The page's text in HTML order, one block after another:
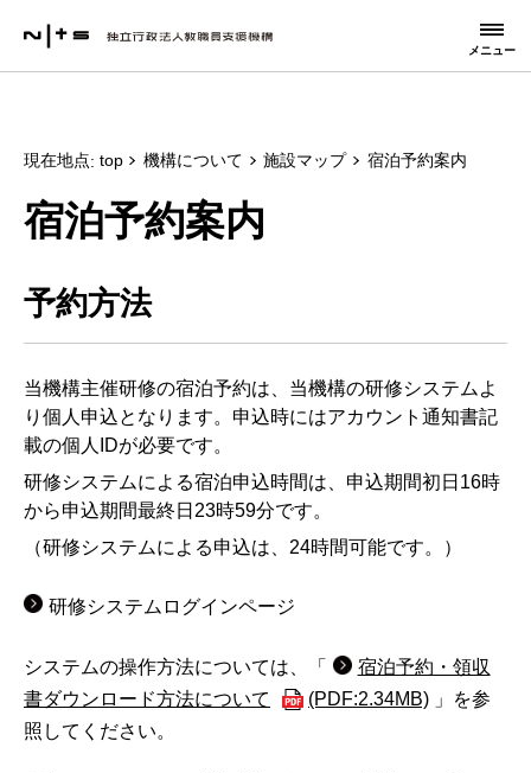
メニュー
現在地点 top 機構について 施設マップ 宿泊予約案内
宿泊予約案内
予約方法
当機構主催研修の宿泊予約は、当機構の研修システムよ
り個人申込となります。申込時にはアカウント通知書記
載の個人IDが必要です。
研修システムによる宿泊申込時間は、申込期間初日16時
から申込期間最終日23時59分です。
（研修システムによる申込は、24時間可能です。）
研修システムログインページ
システムの操作方法については、「
宿泊予約・領収
書ダウンロード方法について
(PDF:2.34MB) 」を参
照してください。